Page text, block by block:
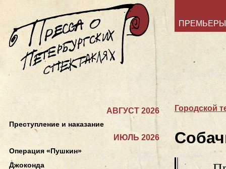
ПРЕМЬЕРЫ
Городской
АВГУСТ 2026
Преступление и наказание
ИЮЛЬ 2026
Операция «Пушкин»
Джоконда